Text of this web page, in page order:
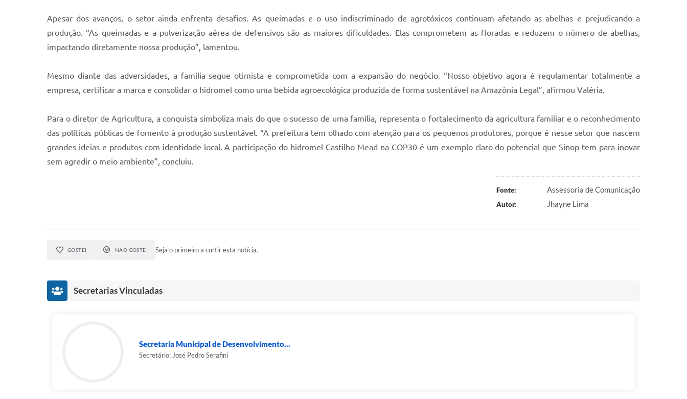
Apesar dos avanços, o setor ainda enfrenta desafios. As queimadas e o uso indiscriminado de agrotóxicos continuam afetando as abelhas e prejudicando a
produção. “As queimadas e a pulverização aérea de defensivos são as maiores dificuldades. Elas comprometem as floradas e reduzem o número de abelhas,
impactando diretamente nossa produção”, lamentou.
Mesmo diante das adversidades, a família segue otimista e comprometida com a expansão do negócio. “Nosso objetivo agora é regulamentar totalmente a
empresa, certificar a marca e consolidar o hidromel como uma bebida agroecológica produzida de forma sustentável na Amazônia Legal”, afirmou Valéria.
Para o diretor de Agricultura, a conquista simboliza mais do que o sucesso de uma família, representa o fortalecimento da agricultura familiar e o reconhecimento
das políticas públicas de fomento à produção sustentável. “A prefeitura tem olhado com atenção para os pequenos produtores, porque é nesse setor que nascem
grandes ideias e produtos com identidade local. A participação do hidromel Castilho Mead na COP30 é um exemplo claro do potencial que Sinop tem para inovar
sem agredir o meio ambiente”, concluiu.
Fonte: Assessoria de Comunicação
Autor: Jhayne Lima
GOSTEI NÃO GOSTEI Seja o primeiro a curtir esta notícia.
Secretarias Vinculadas
Secretaria Municipal de Desenvolvimento...
Secretário: José Pedro Serafini